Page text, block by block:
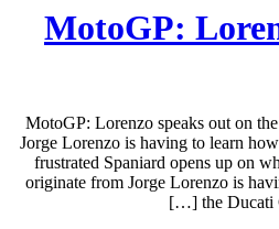
MotoGP:
MotoGP: Lorenzo speaks out on
Jorge Lorenzo is having to learn
frustrated Spaniard opens up on
originate from Jorge Lorenzo is
the Ducati